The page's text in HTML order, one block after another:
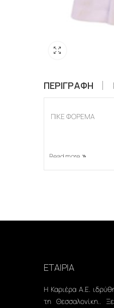
ΠΕΡΙΓΡΑΦΉ
ΠΙΚΕ ΦΟΡΕΜΑ
Read more
ΕΤΑΙΡΙΑ
Η Καριέρα Α.Ε.
τη Θεσσαλονίκη..